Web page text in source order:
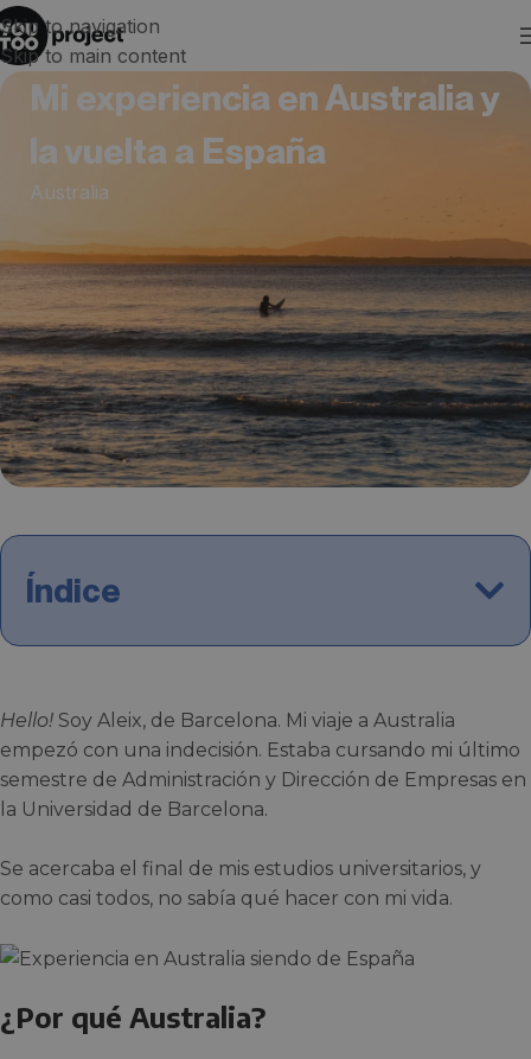
Skip to navigation
Skip to main content
Mi experiencia en Australia y
la vuelta a España
Australia
Índice
Hello! Soy Aleix, de Barcelona. Mi viaje a Australia
empezó con una indecisión. Estaba cursando mi último
semestre de Administración y Dirección de Empresas en
la Universidad de Barcelona.
Se acercaba el final de mis estudios universitarios, y
como casi todos, no sabía qué hacer con mi vida.
¿Por qué Australia?